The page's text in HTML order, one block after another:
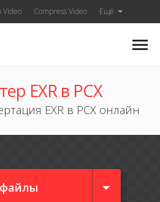
Video Compress Video Ещё
EXR в PCX
EXR в PCX онлайн